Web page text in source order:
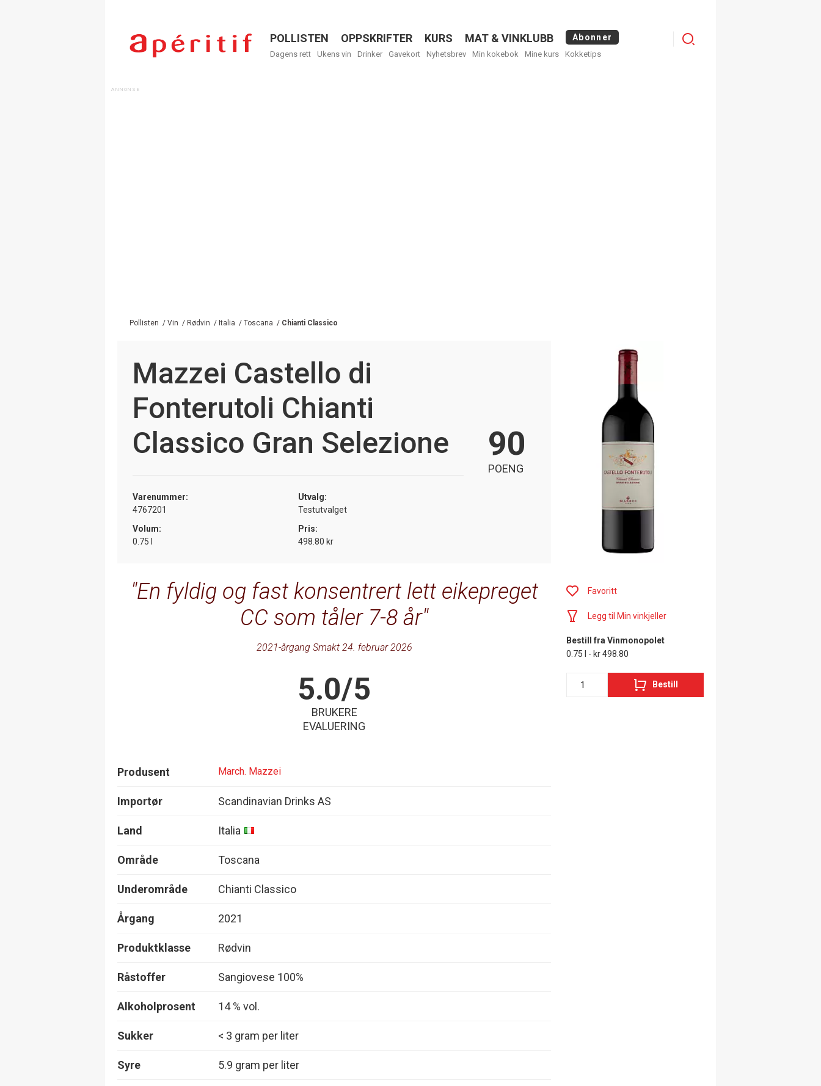
Menu
POLLISTEN OPPSKRIFTER KURS MAT & VINKLUBB Abonner
Dagens rett Ukens vin Drinker Gavekort Nyhetsbrev Min kokebok Mine kurs Kokketips
Menu
Pollisten / Vin / Rødvin / Italia / Toscana / Chianti Classico
Mazzei Castello di
Fonterutoli Chianti
Classico Gran Selezione
Varenummer:
4767201
Utvalg:
Testutvalget
Volum:
0.75 l
Pris:
498.80 kr
90
POENG
En fyldig og fast konsentrert lett eikepreget
CC som tåler 7-8 år
2021-årgang Smakt 24. februar 2026
5.0/5
BRUKERE
EVALUERING
Produsent March. Mazzei
Importør Scandinavian Drinks AS
Land Italia
Område Toscana
Underområde Chianti Classico
Årgang 2021
Produktklasse Rødvin
Råstoffer Sangiovese 100%
Alkoholprosent 14 % vol.
Sukker < 3 gram per liter
Syre 5.9 gram per liter
Favoritt
Legg til Min vinkjeller
Bestill fra Vinmonopolet
0.75 l - kr 498.80
Bestill